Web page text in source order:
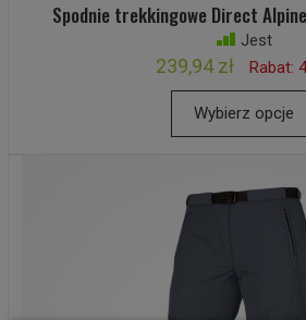
Spodnie trekkingowe Direct
Jest
239,94 zł Rabat:
Wybierz opcje